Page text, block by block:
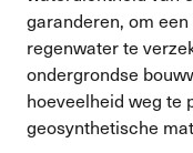
garanderen, om
regenwater te
ondergrondse
hoeveelheid weg te
geosynthetische